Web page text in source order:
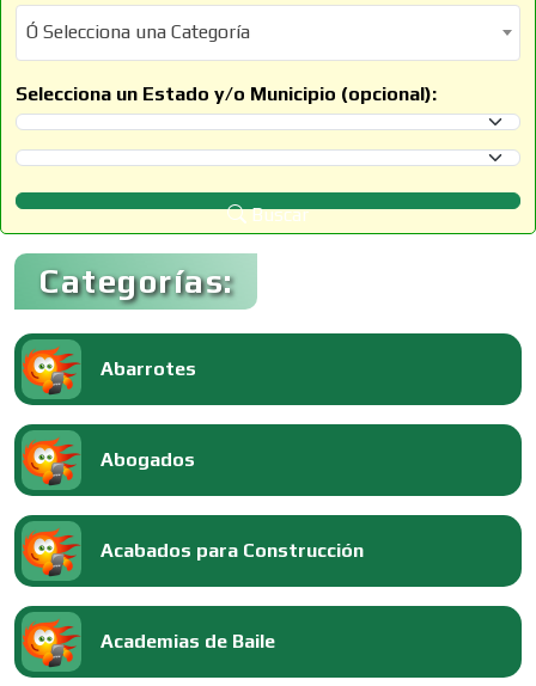
Ó Selecciona una Categoría
Ó Selecciona una Categoría
Selecciona un Estado y/o Municipio (opcional):
Selecciona un Estado
Selecciona un Municipio
Buscar
Categorías:
Abarrotes
Abogados
Acabados para Construcción
Academias de Baile